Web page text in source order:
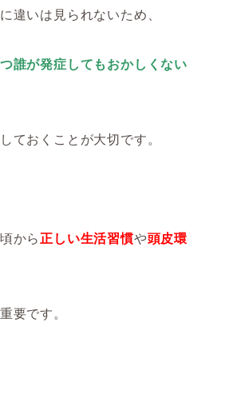
に違いは見られないため、
誰が発症してもおかしくない
ておくことが大切です。
から正しい生活習慣や頭皮環
要です。